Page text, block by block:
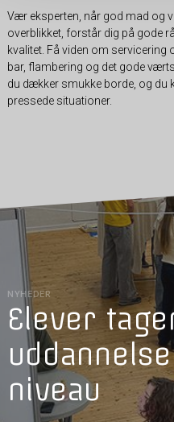
Vær eksperten, når god mad og
overblikket, forstår dig på gode
kvalitet. Få viden om
bar, flambering og det gode
du dækker smukke borde, og du
pressede situationer.
NYHEDER
Elever
niveau